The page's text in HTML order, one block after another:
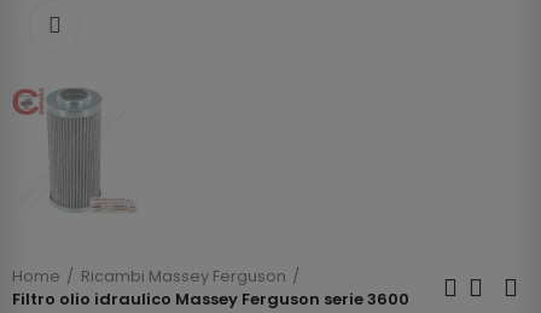
Home
Ricambi Massey Ferguson
Filtro olio idraulico Massey Ferguson serie 3600